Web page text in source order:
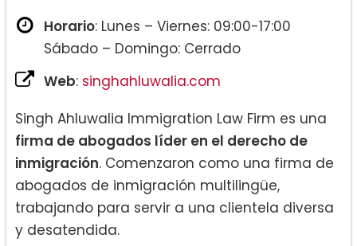
Horario: Lunes – Viernes: 09:00-17:00
Sábado – Domingo: Cerrado
Web: singhahluwalia.com
Singh Ahluwalia Immigration Law Firm es una
firma de abogados líder en el derecho de
inmigración. Comenzaron como una firma de
abogados de inmigración multilingüe,
trabajando para servir a una clientela diversa
y desatendida.